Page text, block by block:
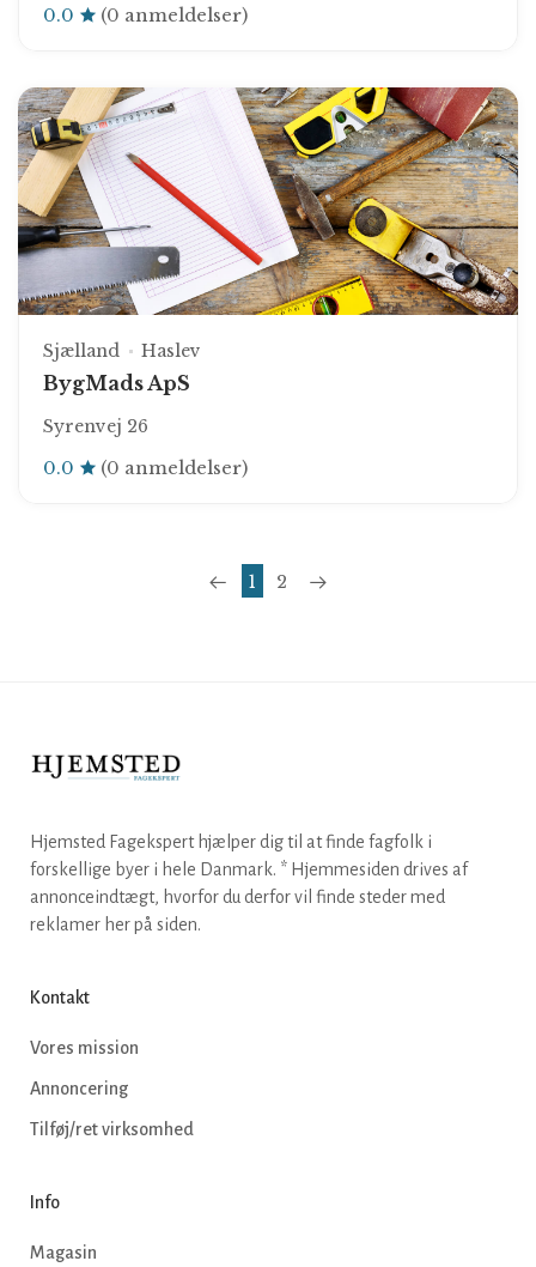
0.0 (0 anmeldelser)
Sjælland Haslev
BygMads ApS
Syrenvej 26
0.0 (0 anmeldelser)
1 2
Hjemsted Fagekspert hjælper dig til at finde fagfolk i
forskellige byer i hele Danmark. * Hjemmesiden drives af
annonceindtægt, hvorfor du derfor vil finde steder med
reklamer her på siden.
Kontakt
Vores mission
Annoncering
Tilføj/ret virksomhed
Info
Magasin